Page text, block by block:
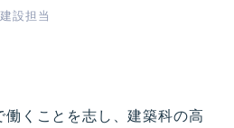
設担当
くことを志し、建築科の高